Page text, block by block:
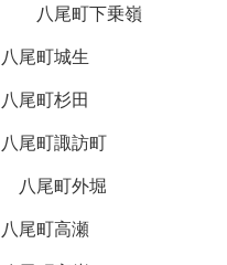
八尾町下乗嶺
八尾町城生
八尾町杉田
八尾町諏訪町
八尾町外堀
八尾町高瀬